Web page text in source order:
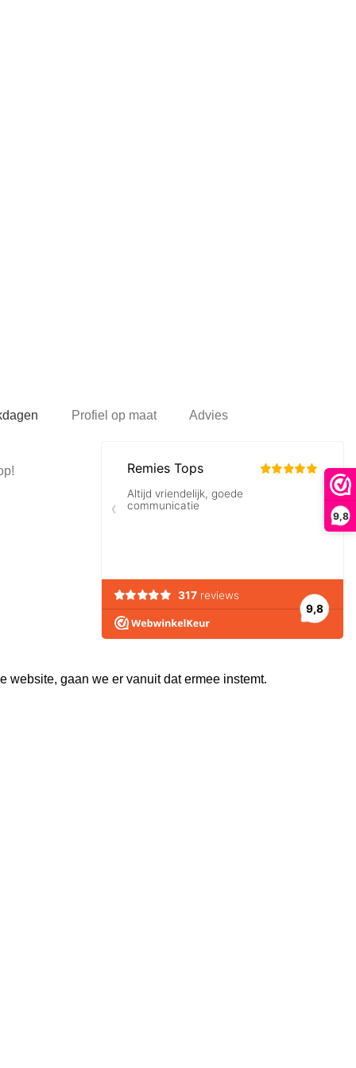
9,8
Profiel op maat Advies
website, gaan we er vanuit dat ermee instemt.